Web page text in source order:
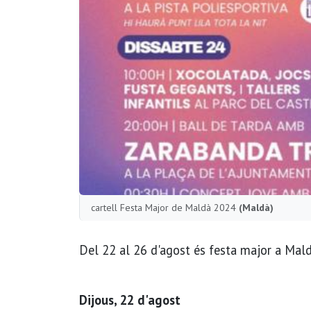
cartell Festa Major de Maldà 2024 (Maldà)
Del 22 al 26 d'agost és festa major a
Dijous, 22 d'agost